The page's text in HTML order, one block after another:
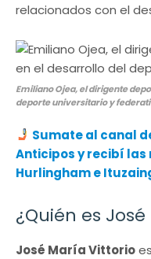
relacionados con el
Emiliano Ojea, el dirigente
deporte universitario y
Sumate al canal
Anticiposy recibí las
Hurlingham e
¿Quién es
José María Vittorio